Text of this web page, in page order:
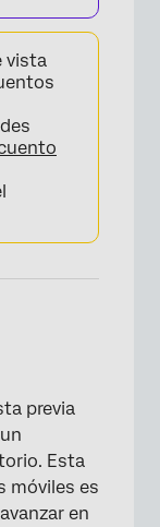
vista
previa
Esta
móviles es
en